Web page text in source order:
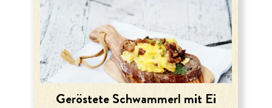
Geröstete Schwammerl mit Ei